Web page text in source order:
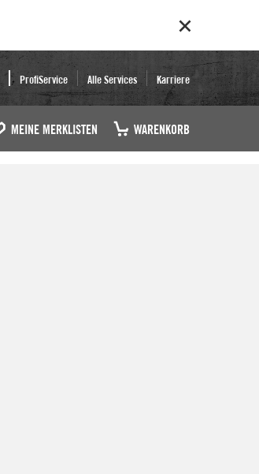
ProfiService Alle Services Karriere
MEINE MERKLISTEN WARENKORB